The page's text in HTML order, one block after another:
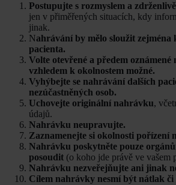
Postupujte s rozmyslem a zdrženlivě
jen v přiměřených situacích, kdy
jinak.
Nahrávání by mělo sloužit zejména
pacienta.
Volte otevřené a předem
vzhledem k okolnostem možné.
Vyhýbejte se nahrávání dalších
nezúčastněných osob.
Uchovejte originální nahrávku,
údajů.
Nahrávku neupravujte.
Zaznamenejte si okolnosti pořízení
Nahrávku poskytněte pouze
posoudit (o koho jde právě ve vašem
Nahrávku nezveřejňujte ani jinak
Cílem nahrávky nesmí být nátlak či